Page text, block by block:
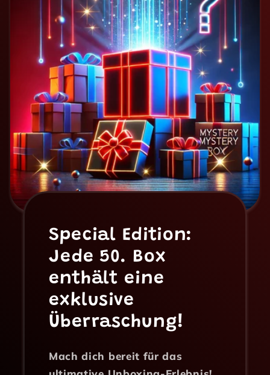
Special Edition:
Jede 50. Box
enthält eine
exklusive
Überraschung!
Mach dich bereit für das